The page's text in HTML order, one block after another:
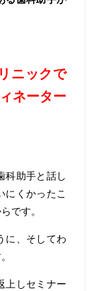
ニックで
ネーター
科助手と話し
にくかったこ
です。
に、そしてわ
上しセミナー